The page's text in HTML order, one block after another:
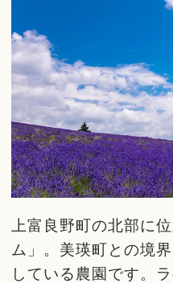
上富良野町の北部に
ム」。美瑛町との境
している農園です。